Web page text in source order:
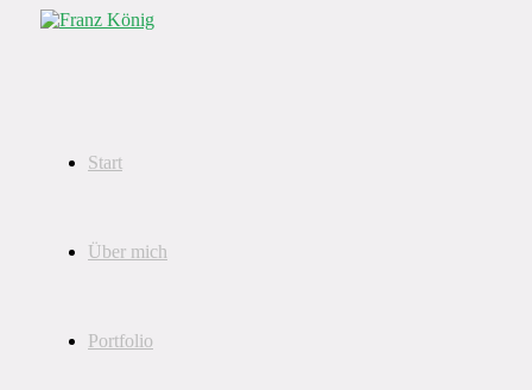
Start
Über mich
Portfolio